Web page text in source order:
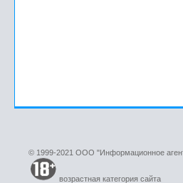
© 1999-2021 ООО "Информационное
возрастная категория сайта